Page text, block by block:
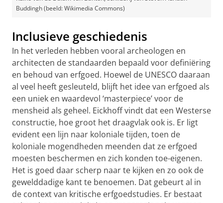
Buddingh (beeld: Wikimedia Commons)
Inclusieve geschiedenis
In het verleden hebben vooral archeologen en
architecten de standaarden bepaald voor definiëring
en behoud van erfgoed. Hoewel de UNESCO daaraan
al veel heeft gesleuteld, blijft het idee van erfgoed als
een uniek en waardevol ‘masterpiece’ voor de
mensheid als geheel. Eickhoff vindt dat een Westerse
constructie, hoe groot het draagvlak ook is. Er ligt
evident een lijn naar koloniale tijden, toen de
koloniale mogendheden meenden dat ze erfgoed
moesten beschermen en zich konden toe-eigenen.
Het is goed daar scherp naar te kijken en zo ook de
gewelddadige kant te benoemen. Dat gebeurt al in
de context van kritische erfgoedstudies. Er bestaat